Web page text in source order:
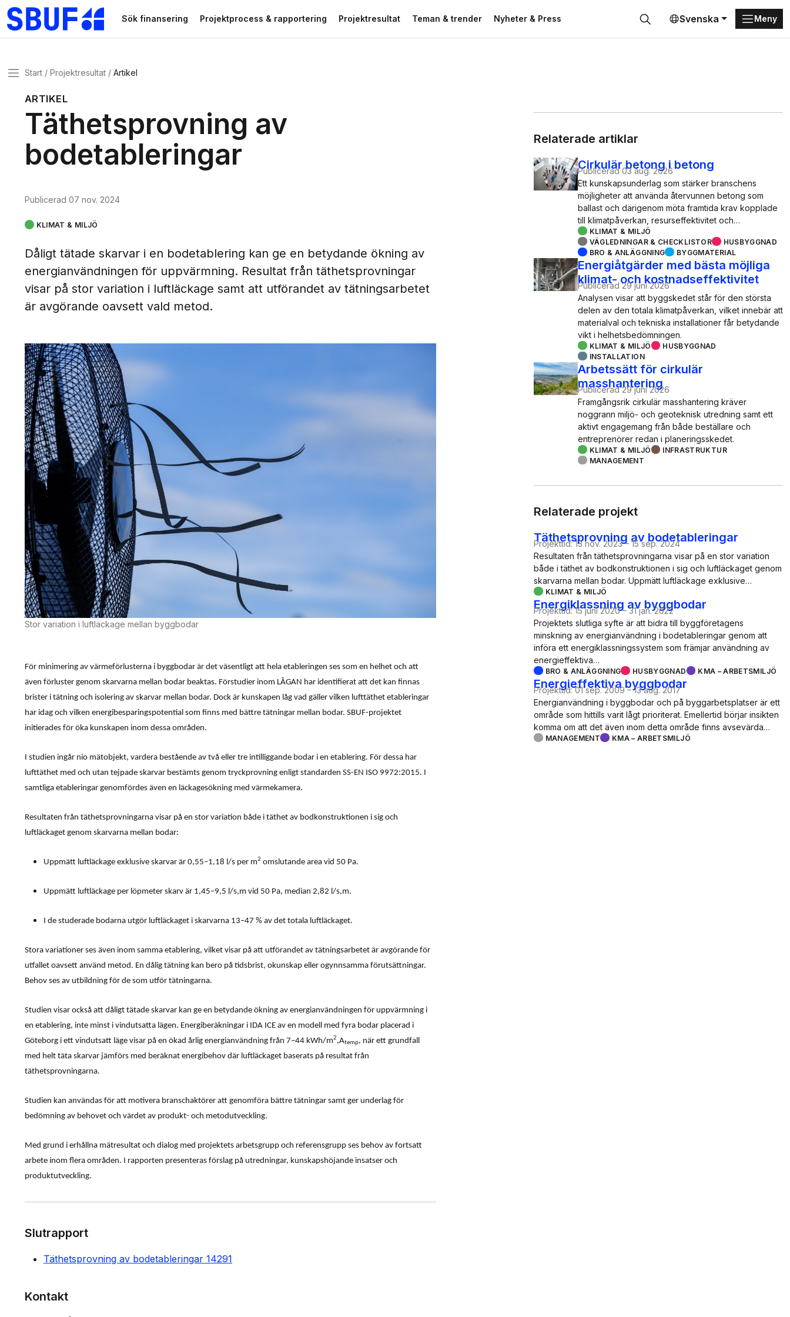
Gå direkt till huvudinnehålletSök finansering Projektprocess & rapportering Projektresultat Teman & trender Nyheter & Press Svenska Meny
MenyStart Projektresultat Artikel
ARTIKEL
Täthetsprovning av
bodetableringar
Publicerad 07 nov. 2024
KLIMAT & MILJÖ
Dåligt tätade skarvar i en bodetablering kan ge en betydande ökning av
energianvändningen för uppvärmning. Resultat från täthetsprovningar
visar på stor variation i luftläckage samt att utförandet av tätningsarbetet
är avgörande oavsett vald metod.
Stor variation i luftläckage mellan byggbodar
För minimering av värmeförlusterna i byggbodar är det väsentligt att hela etableringen ses som en helhet och att
även förluster genom skarvarna mellan bodar beaktas. Förstudier inom LÅGAN har identifierat att det kan finnas
brister i tätning och isolering av skarvar mellan bodar. Dock är kunskapen låg vad gäller vilken lufttäthet etableringar
har idag och vilken energibesparingspotential som finns med bättre tätningar mellan bodar. SBUF-projektet
initierades för öka kunskapen inom dessa områden.
I studien ingår nio mätobjekt, vardera bestående av två eller tre intilliggande bodar i en etablering. För dessa har
lufttäthet med och utan tejpade skarvar bestämts genom tryckprovning enligt standarden SS-EN ISO 9972:2015. I
samtliga etableringar genomfördes även en läckagesökning med värmekamera.
Resultaten från täthetsprovningarna visar på en stor variation både i täthet av bodkonstruktionen i sig och
luftläckaget genom skarvarna mellan bodar:
Uppmätt luftläckage exklusive skarvar är 0,55–1,18 l/s per m2 omslutande area vid 50 Pa.
Uppmätt luftläckage per löpmeter skarv är 1,45–9,5 l/s,m vid 50 Pa, median 2,82 l/s,m.
I de studerade bodarna utgör luftläckaget i skarvarna 13–47 % av det totala luftläckaget.
Stora variationer ses även inom samma etablering, vilket visar på att utförandet av tätningsarbetet är avgörande för
utfallet oavsett använd metod. En dålig tätning kan bero på tidsbrist, okunskap eller ogynnsamma förutsättningar.
Behov ses av utbildning för de som utför tätningarna.
Studien visar också att dåligt tätade skarvar kan ge en betydande ökning av energianvändningen för uppvärmning i
en etablering, inte minst i vindutsatta lägen. Energiberäkningar i IDA ICE av en modell med fyra bodar placerad i
Göteborg i ett vindutsatt läge visar på en ökad årlig energianvändning från 7–44 kWh/m2,Atemp, när ett grundfall
med helt täta skarvar jämförs med beräknat energibehov där luftläckaget baserats på resultat från
täthetsprovningarna.
Studien kan användas för att motivera branschaktörer att genomföra bättre tätningar samt ger underlag för
bedömning av behovet och värdet av produkt- och metodutveckling.
Med grund i erhållna mätresultat och dialog med projektets arbetsgrupp och referensgrupp ses behov av fortsatt
arbete inom flera områden. I rapporten presenteras förslag på utredningar, kunskapshöjande insatser och
produktutveckling.
Slutrapport
Täthetsprovning av bodetableringar 14291
Kontakt
Relaterade artiklar
Cirkulär betong i betong
Publicerad 03 aug. 2026
Ett kunskapsunderlag som stärker branschens
möjligheter att använda återvunnen betong som
ballast och därigenom möta framtida krav kopplade
till klimatpåverkan, resurseffektivitet och…
KLIMAT & MILJÖ
VÄGLEDNINGAR & CHECKLISTOR
HUSBYGGNAD
BRO & ANLÄGGNING
BYGGMATERIAL
Energiåtgärder med bästa möjliga
klimat- och kostnadseffektivitet
Publicerad 29 juni 2026
Analysen visar att byggskedet står för den största
delen av den totala klimatpåverkan, vilket innebär att
materialval och tekniska installationer får betydande
vikt i helhetsbedömningen.
KLIMAT & MILJÖ
HUSBYGGNAD
INSTALLATION
Arbetssätt för cirkulär
masshantering
Publicerad 29 juni 2026
Framgångsrik cirkulär masshantering kräver
noggrann miljö- och geoteknisk utredning samt ett
aktivt engagemang från både beställare och
entreprenörer redan i planeringsskedet.
KLIMAT & MILJÖ
INFRASTRUKTUR
MANAGEMENT
Relaterade projekt
Täthetsprovning av bodetableringar
Projekttid: 13 nov. 2023 – 15 sep. 2024
Resultaten från täthetsprovningarna visar på en stor variation
både i täthet av bodkonstruktionen i sig och luftläckaget genom
skarvarna mellan bodar. Uppmätt luftläckage exklusive…
KLIMAT & MILJÖ
Energiklassning av byggbodar
Projekttid: 15 juni 2020 – 31 jan. 2022
Projektets slutliga syfte är att bidra till byggföretagens
minskning av energianvändning i bodetableringar genom att
införa ett energiklassningssystem som främjar användning av
energieffektiva…
BRO & ANLÄGGNING HUSBYGGNAD KMA – ARBETSMILJÖ
Energieffektiva byggbodar
Projekttid: 01 sep. 2009 – 13 aug. 2017
Energianvändning i byggbodar och på byggarbetsplatser är ett
område som hittills varit lågt prioriterat. Emellertid börjar insikten
komma om att det även inom detta område finns avsevärda…
MANAGEMENT KMA – ARBETSMILJÖ